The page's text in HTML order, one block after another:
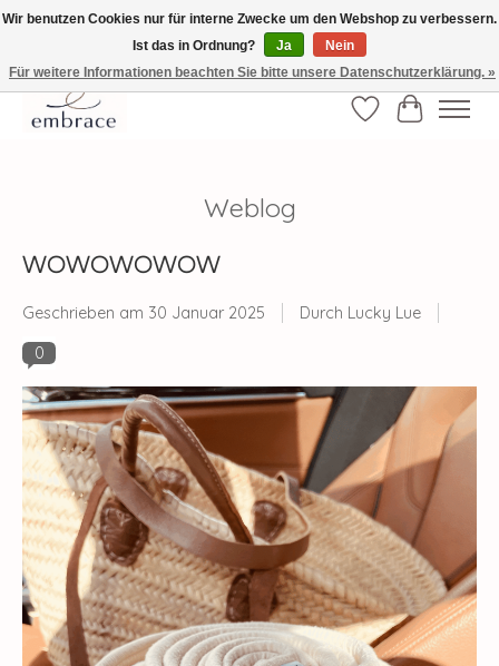
√ Versandkostenfrei ab € 40-, √ Made with Love and Happiness √Exklusiv und
nur hier im Onlineshop √high-quality & long-lasting fashion
Wunschzettel
Ihr
Weblog
WOWOWOWOW
Geschrieben am 30 Januar 2025
Durch Lucky Lue
0
Wir benutzen Cookies nur für interne Zwecke um den Webshop zu verbessern.
Ist das in Ordnung?
Ja
Nein
Für weitere Informationen beachten Sie bitte unsere Datenschutzerklärung. »